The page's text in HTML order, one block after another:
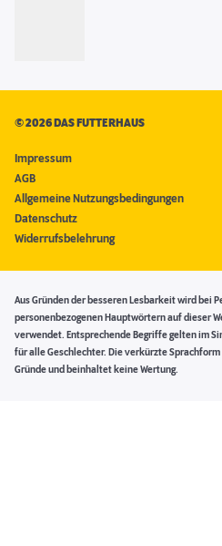
©2026 DAS FUTTERHAUS
Impressum
AGB
Allgemeine Nutzungsbedingungen
Datenschutz
Widerrufsbelehrung
Aus Gründen der besseren Lesbarkeit wird bei
personenbezogenen Hauptwörtern auf dieser
verwendet. Entsprechende Begriffe gelten im
für alle Geschlechter. Die verkürzte
Gründe und beinhaltet keine Wertung.